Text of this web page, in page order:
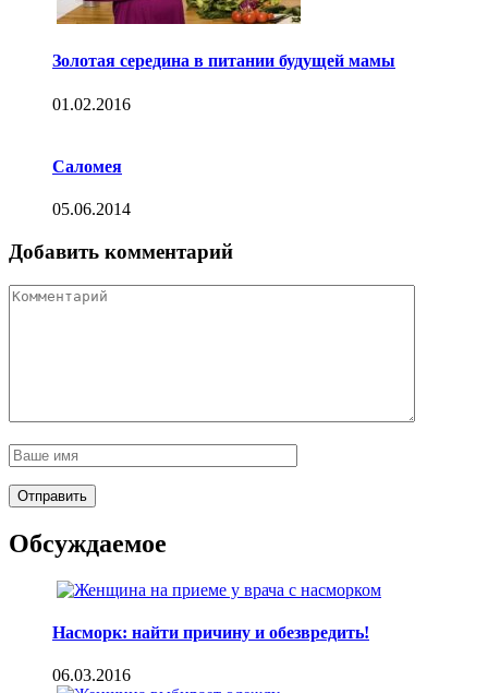
Золотая середина в питании будущей мамы
01.02.2016
Саломея
05.06.2014
Добавить комментарий
Обсуждаемое
Насморк: найти причину и обезвредить!
06.03.2016